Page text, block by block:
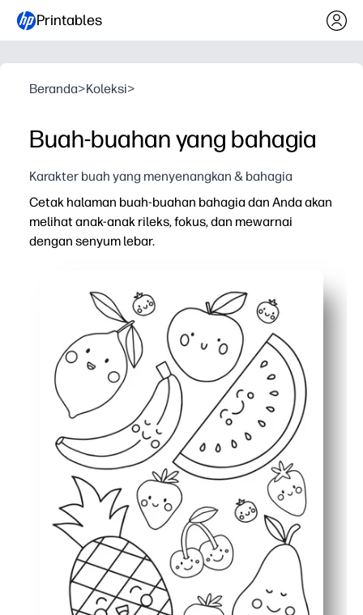
Printables
Beranda>Koleksi>
Buah-buahan yang bahagia
Karakter buah yang menyenangkan & bahagia
Cetak halaman buah-buahan bahagia dan Anda akan
melihat anak-anak rileks, fokus, dan mewarnai
dengan senyum lebar.
Terlibat cepat - wajah lucu dan pola berulang
Membangun keterampilan - kekuatan motorik halus,
Mempromosikan percakapan sehat - gunakan buah-